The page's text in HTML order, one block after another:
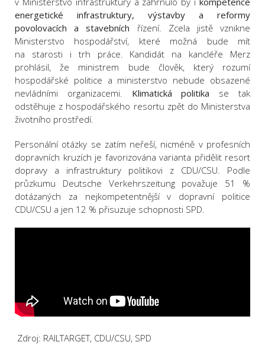
energetické infrastruktury, výstavby a reformy
povolovacích a stavebních řízení. Zcela jistě vznikne
Ministerstvo hospodářství, které možná bude mít
na starosti i trh práce. Kandidát na kancléře Merz
prohlásil, že ministrem bude člověk, který rozumí
hospodářské politice a ministerstvo nebude obsazené
nevládními organizacemi. Klimatická politika se tak
odstěhuje z hospodářského resortu zpět do Ministerstva
životního prostředí.
Personální otázky se zatím neřeší, nicméně v profesních
dopravních kruzích je favorizována varianta přidělit resort
dopravy a infrastruktury politikovi z CDU/CSU. Podle
průzkumu Deutsche Verkehrszeitung považuje 51 %
dotázaných za nejkompetentnější v dopravní politice
CDU/CSU a jen 12 % přisuzuje schopnosti SPD.
Zdroj: RAILTARGET, CDU/CSU, SPD